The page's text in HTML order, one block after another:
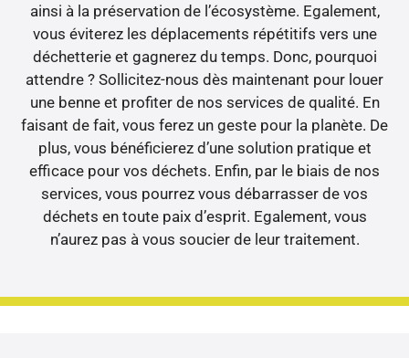
ainsi à la préservation de l’écosystème. Egalement,
vous éviterez les déplacements répétitifs vers une
déchetterie et gagnerez du temps. Donc, pourquoi
attendre ? Sollicitez-nous dès maintenant pour louer
une benne et profiter de nos services de qualité. En
faisant de fait, vous ferez un geste pour la planète. De
plus, vous bénéficierez d’une solution pratique et
efficace pour vos déchets. Enfin, par le biais de nos
services, vous pourrez vous débarrasser de vos
déchets en toute paix d’esprit. Egalement, vous
n’aurez pas à vous soucier de leur traitement.